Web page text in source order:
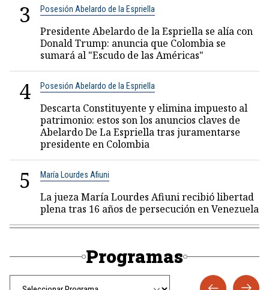
3 Posesión Abelardo de la Espriella
Presidente Abelardo de la Espriella se alía con
Donald Trump: anuncia que Colombia se
sumará al "Escudo de las Américas"
4 Posesión Abelardo de la Espriella
Descarta Constituyente y elimina impuesto al
patrimonio: estos son los anuncios claves de
Abelardo De La Espriella tras juramentarse
presidente en Colombia
5 María Lourdes Afiuni
La jueza María Lourdes Afiuni recibió libertad
plena tras 16 años de persecución en Venezuela
Programas